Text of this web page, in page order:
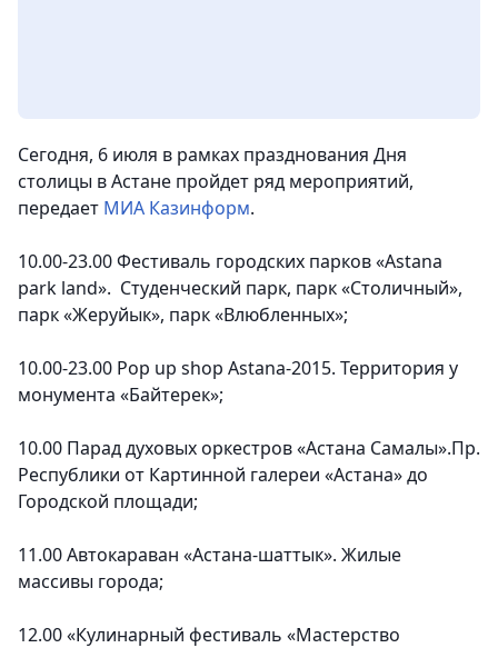
Сегодня, 6 июля в рамках празднования Дня
столицы в Астане пройдет ряд мероприятий,
передает МИА Казинформ.
10.00-23.00 Фестиваль городских парков «Astana
park land». Студенческий парк, парк «Столичный»,
парк «Жеруйык», парк «Влюбленных»;
10.00-23.00 Pop up shop Astana-2015. Территория у
монумента «Байтерек»;
10.00 Парад духовых оркестров «Астана Самалы».Пр.
Республики от Картинной галереи «Астана» до
Городской площади;
11.00 Автокараван «Астана-шаттык». Жилые
массивы города;
12.00 «Кулинарный фестиваль «Мастерство